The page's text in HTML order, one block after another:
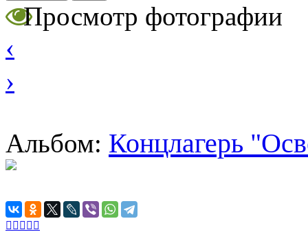
Просмотр фотографии
‹
›
Альбом: Концлагерь
    